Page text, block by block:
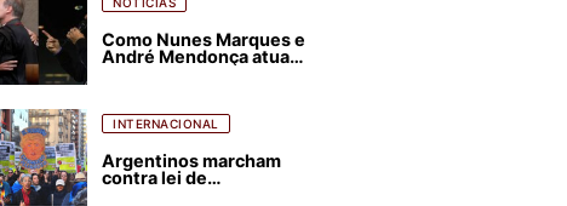
Como Nunes Marques e
André Mendonça atuam
INTERNACIONAL
Argentinos marcham
contra lei de